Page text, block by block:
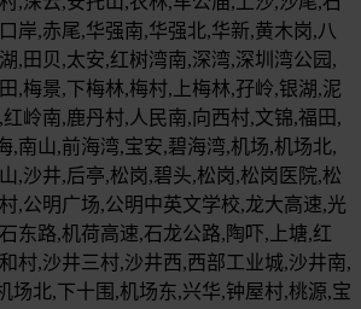
岸,赤尾,华强南,华强北,华新,黄木岗,八
,田贝,太安,红树湾南,深湾,深圳湾公园,
,梅景,下梅林,梅村,上梅林,孖岭,银湖,泥
岭南,鹿丹村,人民南,向西村,文锦,福田,
,南山,前海湾,宝安,碧海湾,机场,机场北,
,沙井,后亭,松岗,碧头,松岗,松岗医院,松
,公明广场,公明中英文学校,龙大高速,光
东路,机荷高速,石龙公路,陶吓,上塘,红
村,沙井三村,沙井西,西部工业城,沙井南,
场北,下十围,机场东,兴华,钟屋村,桃源,宝